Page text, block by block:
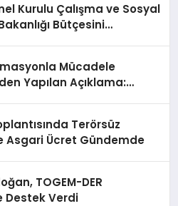
Kurulu Çalışma ve Sosyal
Bütçesini
Mücadele
Yapılan Açıklama:
Terörsüz
Asgari Ücret Gündemde
TOGEM-DER
Destek Verdi